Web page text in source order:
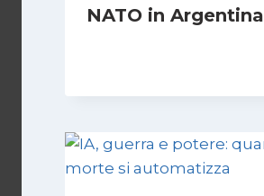
NATO in Argentina